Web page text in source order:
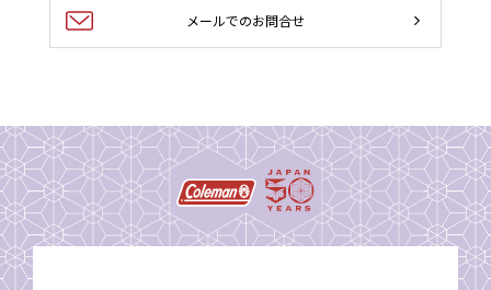
メールでのお問合せ